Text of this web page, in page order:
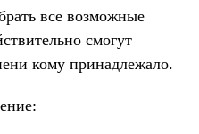
все возможные
смогут
кому принадлежало.